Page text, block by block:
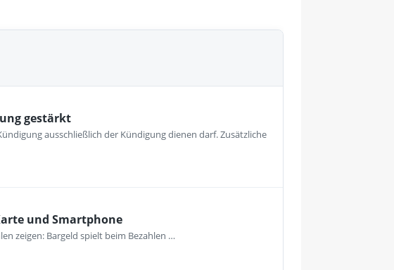
gestärkt
ausschließlich der Kündigung dienen darf. Zusätzliche
und Smartphone
zeigen: Bargeld spielt beim Bezahlen …